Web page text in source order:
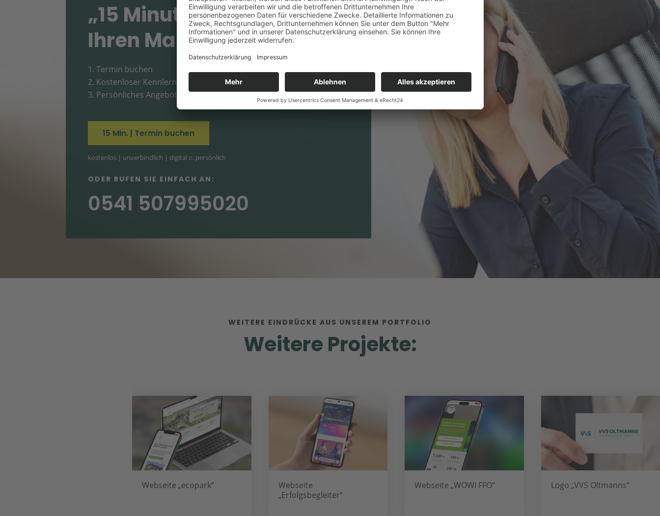
„15 Minuten für
Ihren Marketing-Erfol|“
Termin buchen
Kostenloser Kennlerntermin
Persönliches Angebot erhalten
15 Min. | Termin buchen
kostenlos | unverbindlich | digital o. persönlich
ODER RUFEN SIE EINFACH AN:
0541 507995020
WEITERE EINDRÜCKE AUS UNSEREM PORTFOLIO
Weitere Projekte:
Webseite „ecopark“
Webseite
„Erfolgsbegleiter“
Webseite „WOWI FFO“ Logo „VVS Oltmanns“